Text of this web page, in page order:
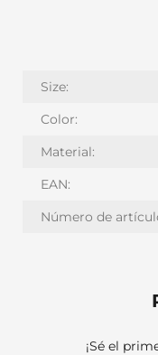
Size:
Color:
Material:
EAN:
Número de
¡Sé el